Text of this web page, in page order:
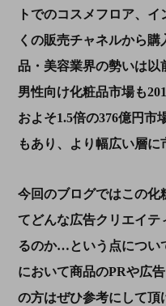
トでのコスメフロア、
くの販売チャネルから
品・美容業界の勢いは以
男性向け化粧品市場も
およそ1.5倍の376億円市
もあり、より幅広い層に
今回のブログではこの化
てどんな広告クリエイテ
るのか…という点につい
において商品のPRや広
の方はぜひ参考にして頂